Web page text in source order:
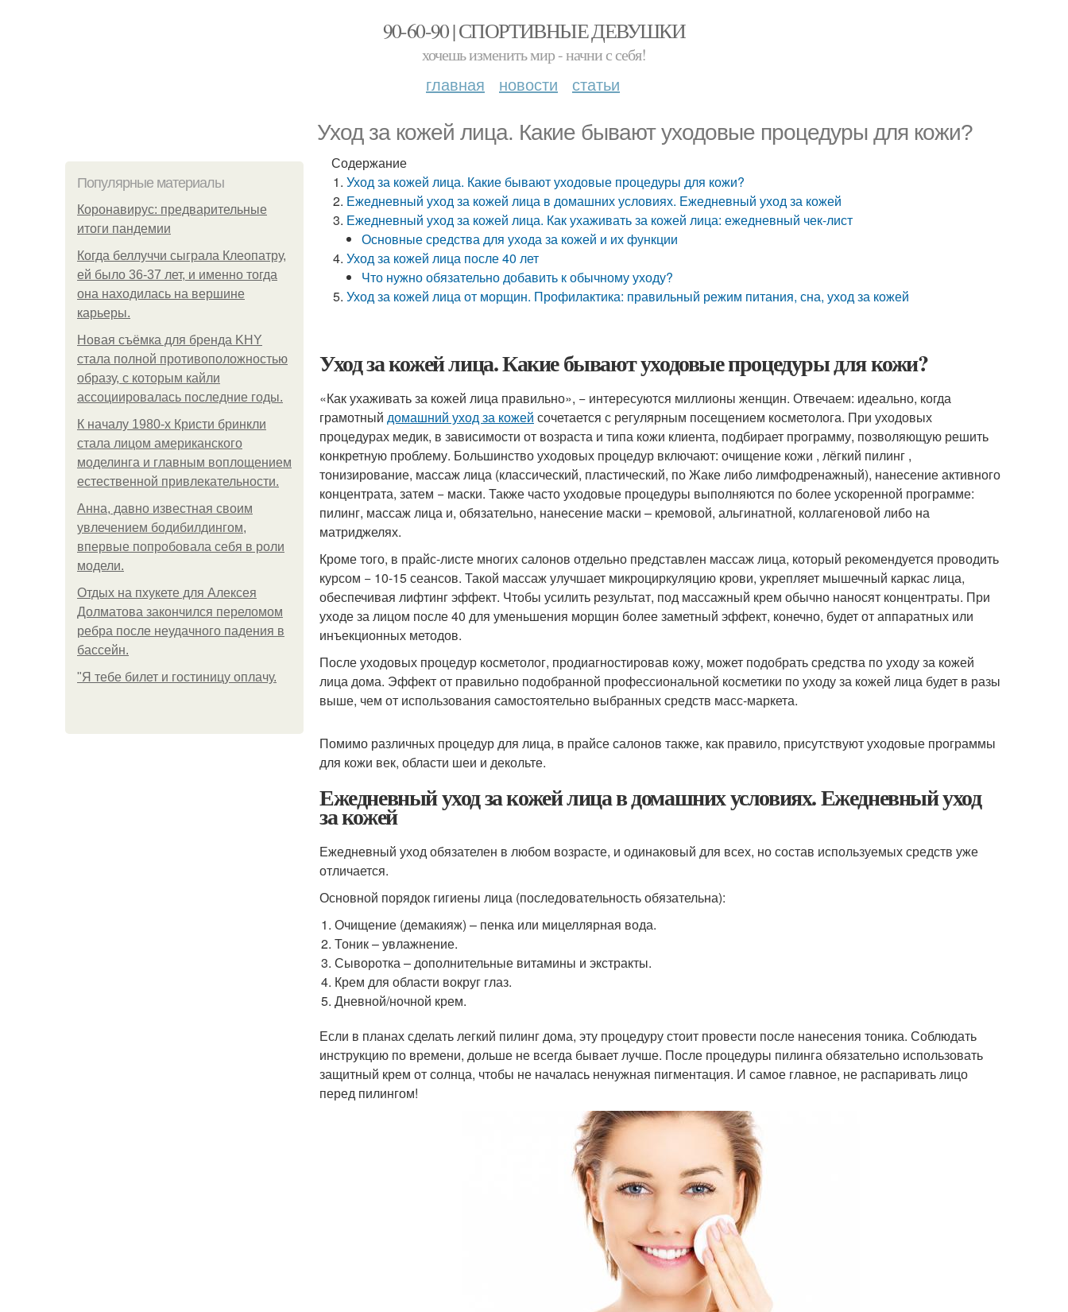
90-60-90 | СПОРТИВНЫЕ ДЕВУШКИ
хочешь изменить мир - начни с себя!
главная новости статьи
Уход за кожей лица. Какие бывают уходовые процедуры для кожи?
Популярные материалы
Коронавирус: предварительные
итоги пандемии
Когда беллуччи сыграла Клеопатру,
ей было 36-37 лет, и именно тогда
она находилась на вершине
карьеры.
Новая съёмка для бренда KHY
стала полной противоположностью
образу, с которым кайли
ассоциировалась последние годы.
К началу 1980-х Кристи бринкли
стала лицом американского
моделинга и главным воплощением
естественной привлекательности.
Анна, давно известная своим
увлечением бодибилдингом,
впервые попробовала себя в роли
модели.
Отдых на пхукете для Алексея
Долматова закончился переломом
ребра после неудачного падения в
бассейн.
"Я тебе билет и гостиницу оплачу.
Содержание
Уход за кожей лица. Какие бывают уходовые процедуры для кожи?
Ежедневный уход за кожей лица в домашних условиях. Ежедневный уход за кожей
Ежедневный уход за кожей лица. Как ухаживать за кожей лица: ежедневный чек-лист
Основные средства для ухода за кожей и их функции
Уход за кожей лица после 40 лет
Что нужно обязательно добавить к обычному уходу?
Уход за кожей лица от морщин. Профилактика: правильный режим питания, сна, уход за кожей
Уход за кожей лица. Какие бывают уходовые процедуры для кожи?
«Как ухаживать за кожей лица правильно», − интересуются миллионы женщин. Отвечаем: идеально, когда
грамотный домашний уход за кожей сочетается с регулярным посещением косметолога. При уходовых
процедурах медик, в зависимости от возраста и типа кожи клиента, подбирает программу, позволяющую решить
конкретную проблему. Большинство уходовых процедур включают: очищение кожи , лёгкий пилинг ,
тонизирование, массаж лица (классический, пластический, по Жаке либо лимфодренажный), нанесение активного
концентрата, затем − маски. Также часто уходовые процедуры выполняются по более ускоренной программе:
пилинг, массаж лица и, обязательно, нанесение маски – кремовой, альгинатной, коллагеновой либо на
матриджелях.
Кроме того, в прайс-листе многих салонов отдельно представлен массаж лица, который рекомендуется проводить
курсом − 10-15 сеансов. Такой массаж улучшает микроциркуляцию крови, укрепляет мышечный каркас лица,
обеспечивая лифтинг эффект. Чтобы усилить результат, под массажный крем обычно наносят концентраты. При
уходе за лицом после 40 для уменьшения морщин более заметный эффект, конечно, будет от аппаратных или
инъекционных методов.
После уходовых процедур косметолог, продиагностировав кожу, может подобрать средства по уходу за кожей
лица дома. Эффект от правильно подобранной профессиональной косметики по уходу за кожей лица будет в разы
выше, чем от использования самостоятельно выбранных средств масс-маркета.
Помимо различных процедур для лица, в прайсе салонов также, как правило, присутствуют уходовые программы
для кожи век, области шеи и декольте.
Ежедневный уход за кожей лица в домашних условиях. Ежедневный уход
за кожей
Ежедневный уход обязателен в любом возрасте, и одинаковый для всех, но состав используемых средств уже
отличается.
Основной порядок гигиены лица (последовательность обязательна):
Очищение (демакияж) – пенка или мицеллярная вода.
Тоник – увлажнение.
Сыворотка – дополнительные витамины и экстракты.
Крем для области вокруг глаз.
Дневной/ночной крем.
Если в планах сделать легкий пилинг дома, эту процедуру стоит провести после нанесения тоника. Соблюдать
инструкцию по времени, дольше не всегда бывает лучше. После процедуры пилинга обязательно использовать
защитный крем от солнца, чтобы не началась ненужная пигментация. И самое главное, не распаривать лицо
перед пилингом!